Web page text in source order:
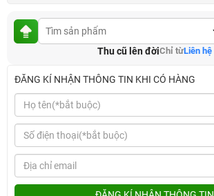
Thu cũ lên đờiChỉ từLiên hệ
ĐĂNG KÍ NHẬN THÔNG TIN KHI CÓ HÀNG